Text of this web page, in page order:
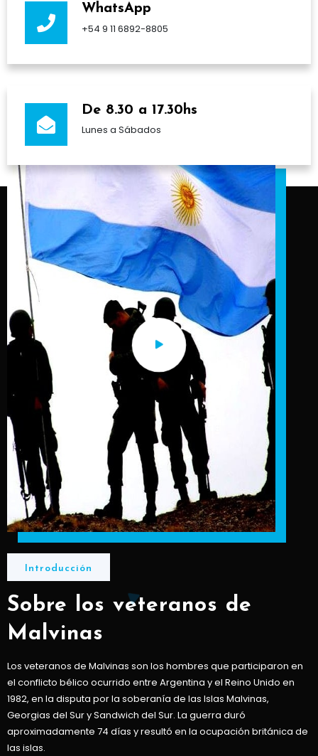
WhatsApp
+54 9 11 6892-8805
De 8.30 a 17.30hs
Lunes a Sábados
Introducción
Sobre los veteranos de
Malvinas
Los veteranos de Malvinas son los hombres que participaron en
el conflicto bélico ocurrido entre Argentina y el Reino Unido en
1982, en la disputa por la soberanía de las Islas Malvinas,
Georgias del Sur y Sandwich del Sur. La guerra duró
aproximadamente 74 días y resultó en la ocupación británica de
las islas.